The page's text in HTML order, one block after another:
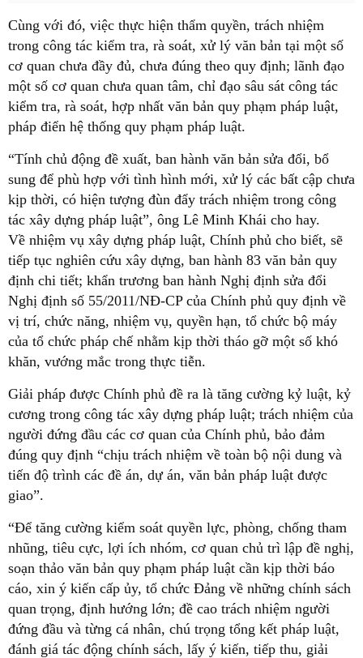
Cùng với đó, việc thực hiện thẩm quyền, trách nhiệm
trong công tác kiểm tra, rà soát, xử lý văn bản tại một số
cơ quan chưa đầy đủ, chưa đúng theo quy định; lãnh đạo
một số cơ quan chưa quan tâm, chỉ đạo sâu sát công tác
kiểm tra, rà soát, hợp nhất văn bản quy phạm pháp luật,
pháp điển hệ thống quy phạm pháp luật.
“Tính chủ động đề xuất, ban hành văn bản sửa đổi, bổ
sung để phù hợp với tình hình mới, xử lý các bất cập chưa
kịp thời, có hiện tượng đùn đẩy trách nhiệm trong công
tác xây dựng pháp luật”, ông Lê Minh Khái cho hay.
Về nhiệm vụ xây dựng pháp luật, Chính phủ cho biết, sẽ
tiếp tục nghiên cứu xây dựng, ban hành 83 văn bản quy
định chi tiết; khẩn trương ban hành Nghị định sửa đổi
Nghị định số 55/2011/NĐ-CP của Chính phủ quy định về
vị trí, chức năng, nhiệm vụ, quyền hạn, tổ chức bộ máy
của tổ chức pháp chế nhằm kịp thời tháo gỡ một số khó
khăn, vướng mắc trong thực tiễn.
Giải pháp được Chính phủ đề ra là tăng cường kỷ luật, kỷ
cương trong công tác xây dựng pháp luật; trách nhiệm của
người đứng đầu các cơ quan của Chính phủ, bảo đảm
đúng quy định “chịu trách nhiệm về toàn bộ nội dung và
tiến độ trình các đề án, dự án, văn bản pháp luật được
giao”.
“Để tăng cường kiểm soát quyền lực, phòng, chống tham
nhũng, tiêu cực, lợi ích nhóm, cơ quan chủ trì lập đề nghị,
soạn thảo văn bản quy phạm pháp luật cần kịp thời báo
cáo, xin ý kiến cấp ủy, tổ chức Đảng về những chính sách
quan trọng, định hướng lớn; đề cao trách nhiệm người
đứng đầu và từng cá nhân, chú trọng tổng kết pháp luật,
đánh giá tác động chính sách, lấy ý kiến, tiếp thu, giải